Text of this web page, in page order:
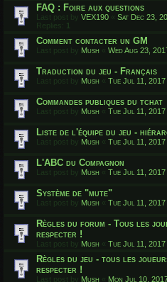
FAQ : Foire aux questions
Last post by VEX190 « Sat Dec 23,
Replies: 1
Comment contacter un GM
Last post by Mush « Wed Aug 23,
Traduction du jeu - Français
Last post by Mush « Tue Jul 11, 2017
Commandes publiques du tchat
Last post by Mush « Tue Jul 11, 2017
Liste de l'équipe du jeu -
Last post by Mush « Tue Jul 11, 2017
L'ABC du Compagnon
Last post by Mush « Tue Jul 11, 2017
Système de "mute"
Last post by Mush « Tue Jul 11, 2017
Règles du forum - Tous les
respecter !
Last post by Mush « Tue Jul 11, 2017
Règles du jeu - tous les
respecter !
Last post by Mush « Mon Jul 10,